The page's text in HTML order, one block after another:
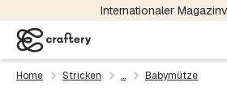
Kostenloser Versand bereits
Home Stricken Babymütze